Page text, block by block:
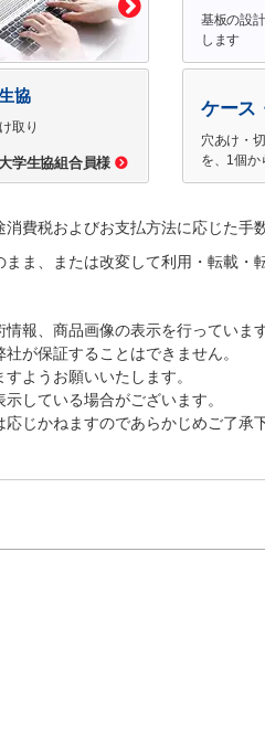
協
取り
大学生協組合員様
基板の設
します
ケース
穴あけ・
を、1個か
費税およびお支払方法に応じた手
ま、または改変して利用・転載・
報、商品画像の表示を行っています
が保証することはできません。
ようお願いいたします。
している場合がございます。
じかねますのであらかじめご了承下